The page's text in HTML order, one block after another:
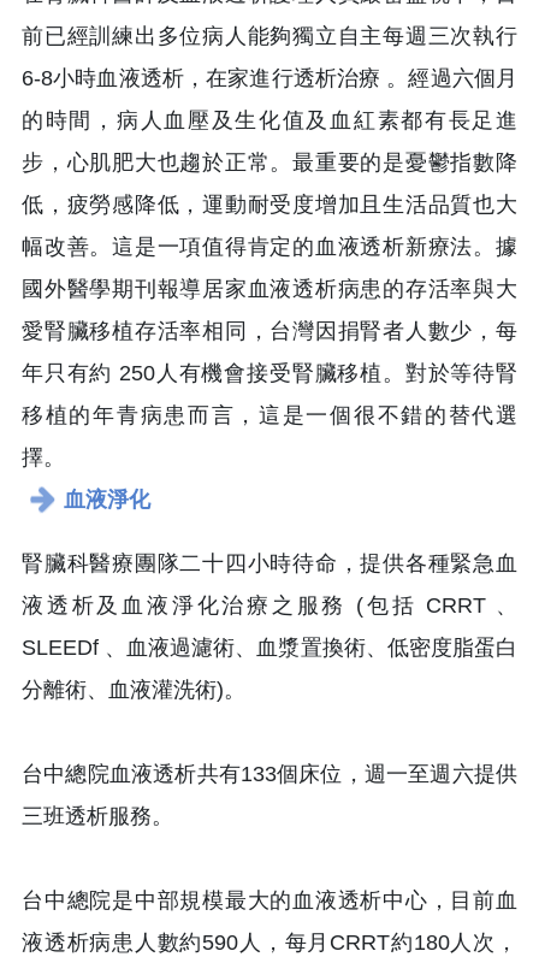
前已經訓練出多位病人能夠獨立自主每週三次執行
6-8小時血液透析，在家進行透析治療 。經過六個月
的時間，病人血壓及生化值及血紅素都有長足進
步，心肌肥大也趨於正常。最重要的是憂鬱指數降
低，疲勞感降低，運動耐受度增加且生活品質也大
幅改善。這是一項值得肯定的血液透析新療法。據
國外醫學期刊報導居家血液透析病患的存活率與大
愛腎臟移植存活率相同，台灣因捐腎者人數少，每
年只有約 250人有機會接受腎臟移植。對於等待腎
移植的年青病患而言，這是一個很不錯的替代選
擇。
血液淨化
腎臟科醫療團隊二十四小時待命，提供各種緊急血
液透析及血液淨化治療之服務 (包括 CRRT 、
SLEEDf 、血液過濾術、血漿置換術、低密度脂蛋白
分離術、血液灌洗術)。
台中總院血液透析共有133個床位，週一至週六提供
三班透析服務。
台中總院是中部規模最大的血液透析中心，目前血
液透析病患人數約590人，每月CRRT約180人次，